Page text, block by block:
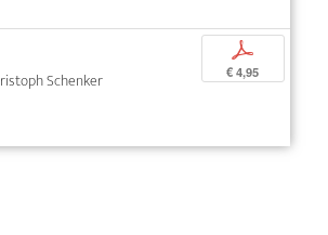
Schenker
p
€ 4,95